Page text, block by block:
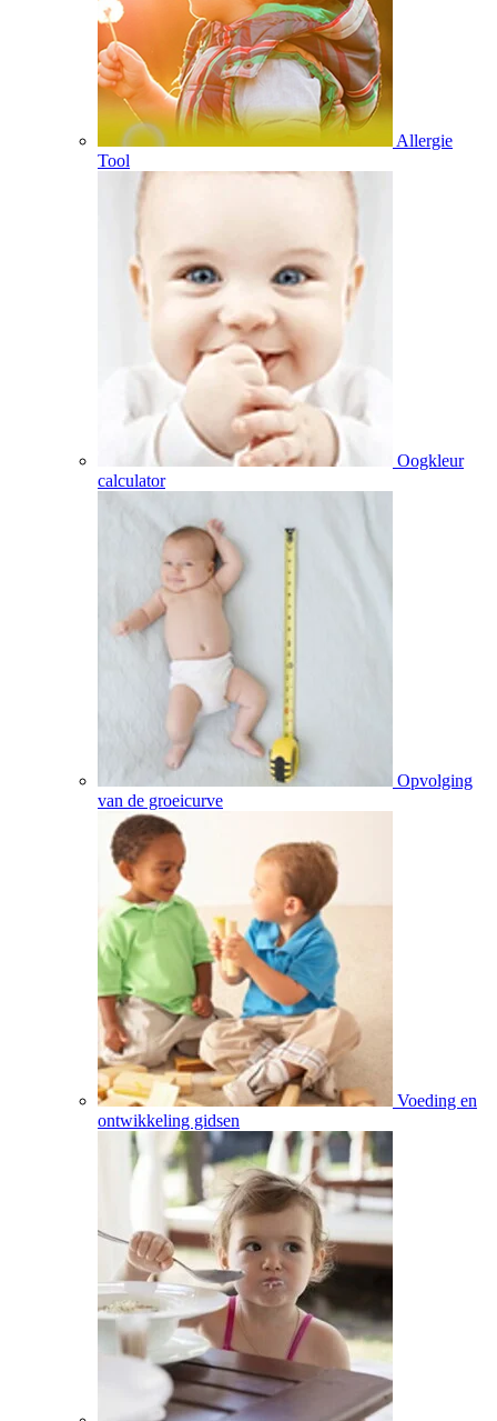
Allergie
Tool
Oogkleur
calculator
Opvolging
van de groeicurve
Voeding en
ontwikkeling gidsen